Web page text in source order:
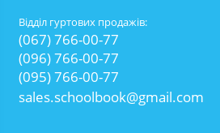
Відділ гуртових продажів:
(067) 766-00-77
(096) 766-00-77
(095) 766-00-77
sales.schoolbook@gmail.com